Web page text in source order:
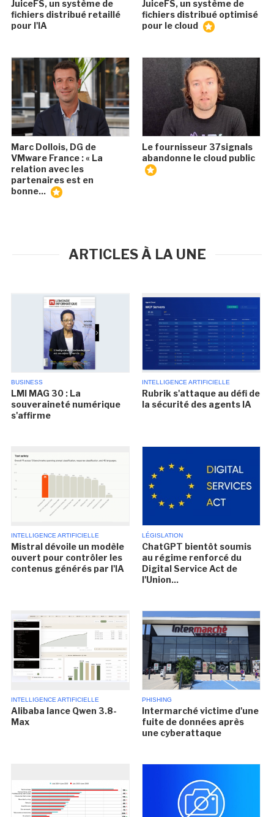
JuiceFS, un système de
fichiers distribué retaillé
pour l'IA
JuiceFS, un système de
fichiers distribué optimisé
pour le cloud
Marc Dollois, DG de
VMware France : « La
relation avec les
partenaires est en
bonne...
Le fournisseur 37signals
abandonne le cloud public
ARTICLES À LA UNE
BUSINESS
LMI MAG 30 : La
souveraineté numérique
s'affirme
INTELLIGENCE ARTIFICIELLE
Rubrik s'attaque au défi de
la sécurité des agents IA
INTELLIGENCE ARTIFICIELLE
Mistral dévoile un modèle
ouvert pour contrôler les
contenus générés par l'IA
LÉGISLATION
ChatGPT bientôt soumis
au régime renforcé du
Digital Service Act de
l'Union...
INTELLIGENCE ARTIFICIELLE
Alibaba lance Qwen 3.8-
Max
PHISHING
Intermarché victime d'une
fuite de données après
une cyberattaque